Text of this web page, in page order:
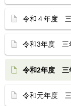
令和４年度
令和3年度 三
令和2年度 三
令和元年度